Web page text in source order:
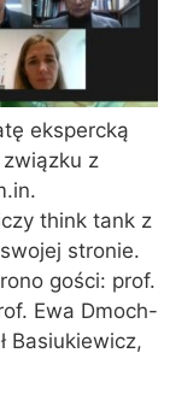
ekspercką
z
think tank z
stronie.
gości: prof.
Ewa Dmoch-
Basiukiewicz,